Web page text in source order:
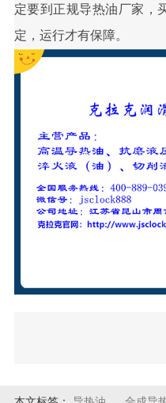
定要到正规导热油厂家，
定，运行才有保障。